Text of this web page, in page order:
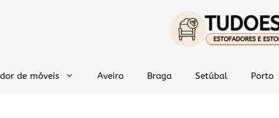
de móveis Aveiro Braga Setúbal Porto